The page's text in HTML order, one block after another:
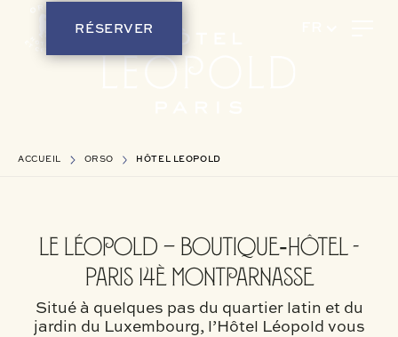
RÉSERVER
ACCUEIL ORSO HÔTEL LEOPOLD
lE Léopold – Boutique‑Hôtel -
Paris 14è Montparnasse
Situé à quelques pas du quartier latin et du
jardin du Luxembourg, l’Hôtel Léopold vous